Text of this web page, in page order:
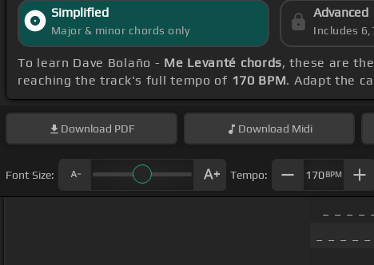
Simplified
Major & minor chords only
Advanced
Includes
To learn Dave Bolaño - Me Levanté chords, these are
reaching the track's full tempo of 170 BPM. Adapt the
Download PDF Download Midi
Font Size: Tempo: 170BPM